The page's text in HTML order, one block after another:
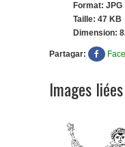
Format: JPG
Taille: 47 KB
Dimension:
Partagar:
Images